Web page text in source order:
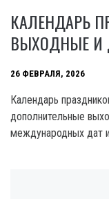
КАЛЕНДАРЬ
ВЫХОДНЫЕ И
26 ФЕВРАЛЯ, 2026
Календарь
дополнительные
международных дат